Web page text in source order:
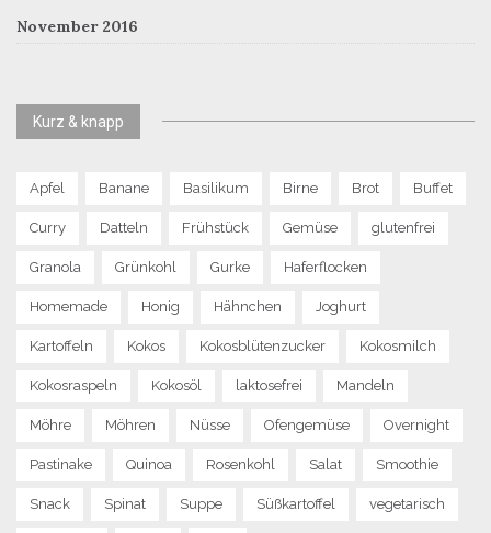
November 2016
Kurz & knapp
Apfel Banane Basilikum Birne Brot Buffet
Curry Datteln Frühstück Gemüse glutenfrei
Granola Grünkohl Gurke Haferflocken
Homemade Honig Hähnchen Joghurt
Kartoffeln Kokos Kokosblütenzucker Kokosmilch
Kokosraspeln Kokosöl laktosefrei Mandeln
Möhre Möhren Nüsse Ofengemüse Overnight
Pastinake Quinoa Rosenkohl Salat Smoothie
Snack Spinat Suppe Süßkartoffel vegetarisch